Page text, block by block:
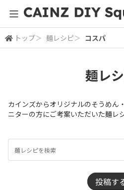
全体検索
トップ＞ 麺レシピ＞ コスパ
麺レ
カインズからオリジナルのそうめん
ニターの方にご考案いただいた麺レ
投稿す